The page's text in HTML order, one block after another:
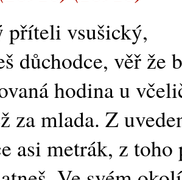
příteli vsušický,
důchodce, věř
hodina u
za mlada. Z
asi metrák, z toho